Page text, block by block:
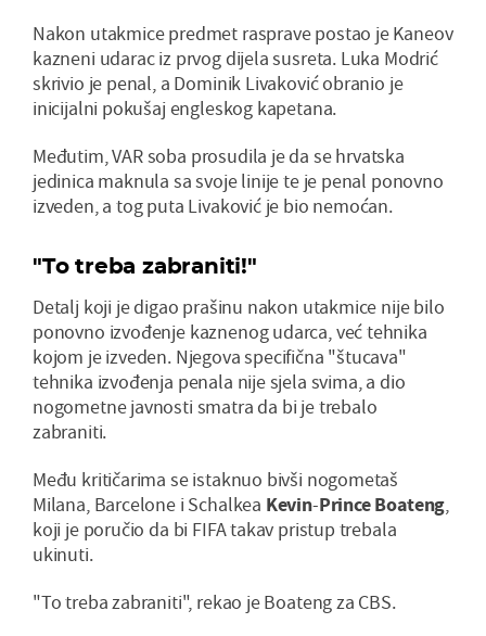
Nakon utakmice predmet rasprave postao je Kaneov
kazneni udarac iz prvog dijela susreta. Luka Modrić
skrivio je penal, a Dominik Livaković obranio je
inicijalni pokušaj engleskog kapetana.
Međutim, VAR soba prosudila je da se hrvatska
jedinica maknula sa svoje linije te je penal ponovno
izveden, a tog puta Livaković je bio nemoćan.
"To treba zabraniti!"
Detalj koji je digao prašinu nakon utakmice nije bilo
ponovno izvođenje kaznenog udarca, već tehnika
kojom je izveden. Njegova specifična "štucava"
tehnika izvođenja penala nije sjela svima, a dio
nogometne javnosti smatra da bi je trebalo
zabraniti.
Među kritičarima se istaknuo bivši nogometaš
Milana, Barcelone i Schalkea Kevin-PrinceBoateng,
koji je poručio da bi FIFA takav pristup trebala
ukinuti.
"To treba zabraniti", rekao je Boateng za CBS.